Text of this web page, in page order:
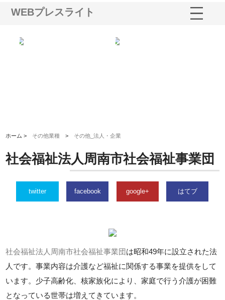
WEBプレスライト
ホーム > その他業種 > その他_法人・企業
社会福祉法人周南市社会福祉事業団
twitter facebook google+ はてブ
社会福祉法人周南市社会福祉事業団 は昭和49年に設立された法
人です。事業内容は介護など福祉に関係する事業を提供をして
います。少子高齢化、核家族化により、家庭で行う介護が困難
となっている世帯は増えてきています。